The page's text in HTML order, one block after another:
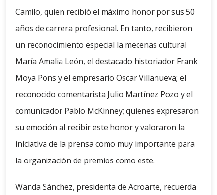
Camilo, quien recibió el máximo honor por sus 50
años de carrera profesional. En tanto, recibieron
un reconocimiento especial la mecenas cultural
María Amalia León, el destacado historiador Frank
Moya Pons y el empresario Oscar Villanueva; el
reconocido comentarista Julio Martínez Pozo y el
comunicador Pablo McKinney; quienes expresaron
su emoción al recibir este honor y valoraron la
iniciativa de la prensa como muy importante para
la organización de premios como este.
Wanda Sánchez, presidenta de Acroarte, recuerda